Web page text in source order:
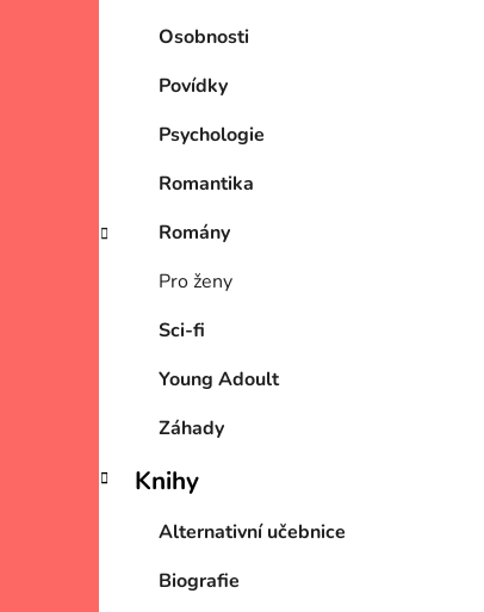
Osobnosti
Povídky
Psychologie
Romantika
Romány
Pro ženy
Sci-fi
Young Adoult
Záhady
Knihy
Alternativní učebnice
Biografie